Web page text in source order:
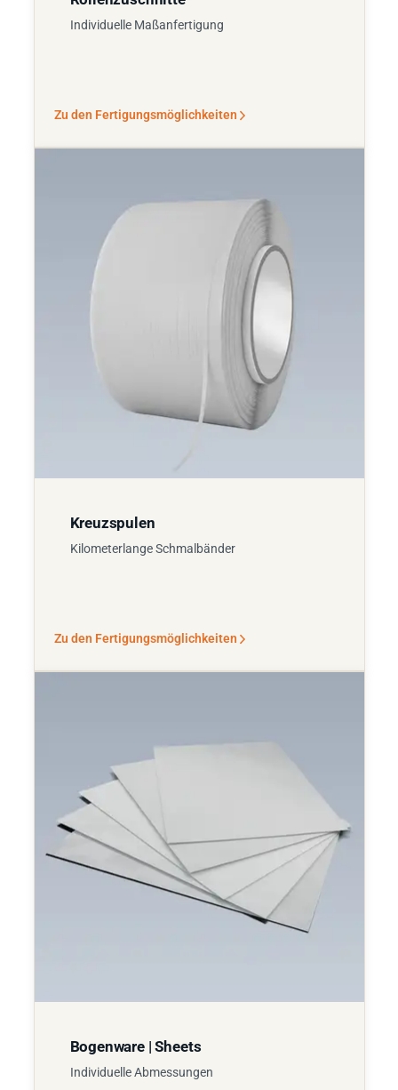
Individuelle Maßanfertigung
Zu den Fertigungsmöglichkeiten
Kreuzspulen
Kilometerlange Schmalbänder
Zu den Fertigungsmöglichkeiten
Bogenware | Sheets
Individuelle Abmessungen